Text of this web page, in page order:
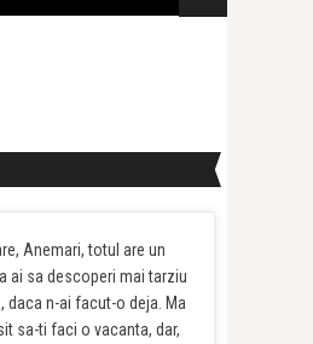
Anemari, totul are un
ai sa descoperi mai tarziu
daca n-ai facut-o deja. Ma
sa-ti faci o vacanta, dar,